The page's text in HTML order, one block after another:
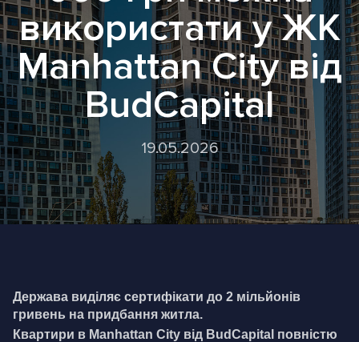
використати у ЖК
Manhattan City від
BudCapital
19.05.2026
Держава виділяє сертифікати до 2 мільйонів
гривень на придбання житла.
Квартири в Manhattan City від BudCapital повністю